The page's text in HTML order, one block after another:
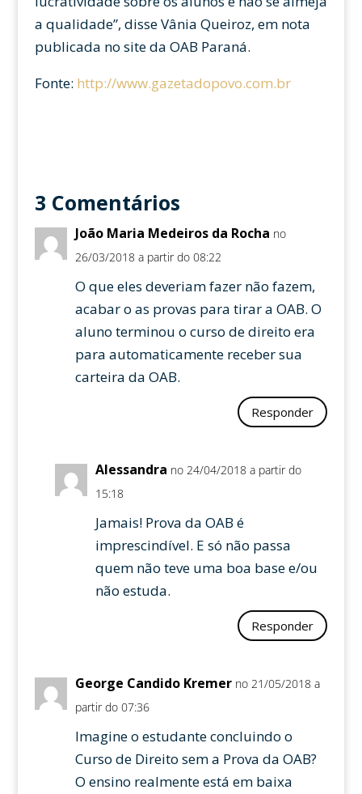
a qualidade”, disse Vânia Queiroz, em nota
publicada no site da OAB Paraná.
Fonte: http://www.gazetadopovo.com.br
3 Comentários
João Maria Medeiros da Rocha no
26/03/2018 a partir do 08:22
O que eles deveriam fazer não fazem,
acabar o as provas para tirar a OAB. O
aluno terminou o curso de direito era
para automaticamente receber sua
carteira da OAB.
Responder
Alessandra no 24/04/2018 a partir do
15:18
Jamais! Prova da OAB é
imprescindível. E só não passa
quem não teve uma boa base e/ou
não estuda.
Responder
George Candido Kremer no 21/05/2018 a
partir do 07:36
Imagine o estudante concluindo o
Curso de Direito sem a Prova da OAB?
O ensino realmente está em baixa